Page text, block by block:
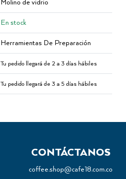
Molino de vidrio
En stock
Herramientas De Preparación
Tu pedido llegará de 2 a 3 días hábiles
Tu pedido llegará de 3 a 5 días hábiles
CONTÁCTANOS
coffee.shop@cafe18.com.co